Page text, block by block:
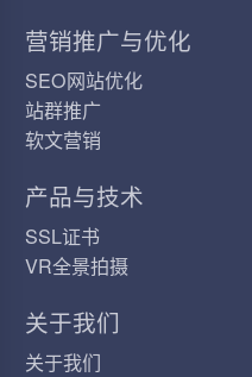
营销推广与优化
SEO网站优化
站群推广
软文营销
产品与技术
SSL证书
VR全景拍摄
关于我们
关于我们